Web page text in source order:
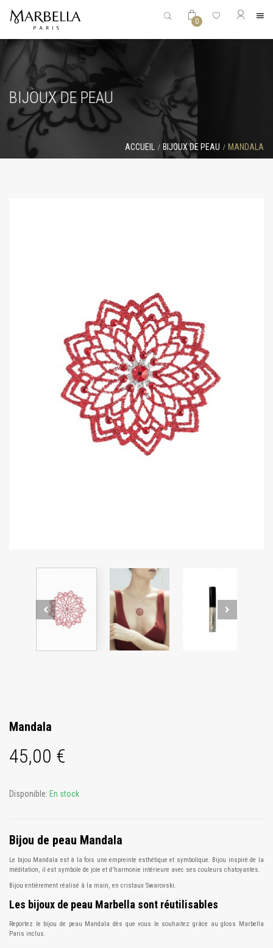
0
BIJOUX DE PEAU
ACCUEIL BIJOUX DE PEAU MANDALA
Mandala
45,00 €
Disponible: En stock
Bijou de peau Mandala
Le bijou Mandala est à la fois une empreinte esthétique et symbolique. Bijou inspiré de la
méditation, il est symbole de joie et d'harmonie intérieure avec ses couleurs chatoyantes.
Bijou entièrement réalisé à la main, en cristaux Swarovski.
Les bijoux de peau Marbella sont réutilisables
Reportez le bijou de peau Mandala dès que vous le souhaitez grâce au gloss Marbella
Paris inclus.